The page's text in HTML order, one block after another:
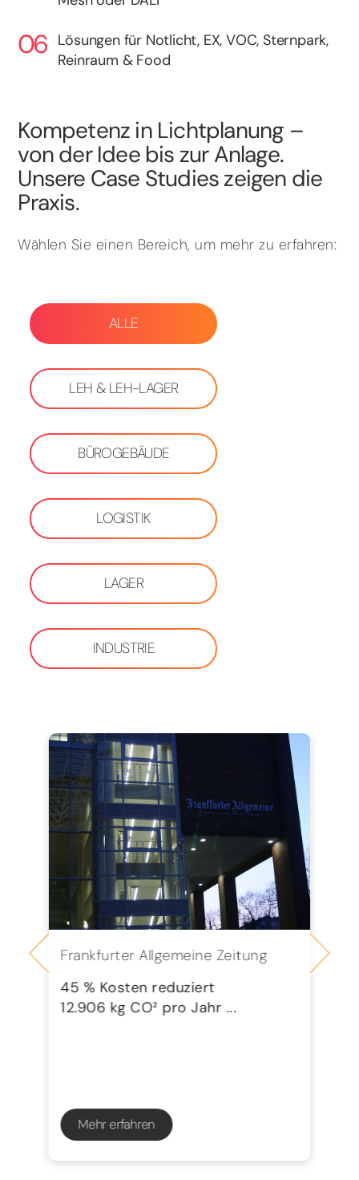
Lösungen für Notlicht, EX, VOC, Sternpark,
Reinraum & Food
Kompetenz in Lichtplanung –
von der Idee bis zur Anlage.
Unsere Case Studies zeigen die
Praxis.
Wählen Sie einen Bereich, um mehr zu erfahren:
ALLE
LEH & LEH-LAGER
BÜROGEBÄUDE
LOGISTIK
LAGER
INDUSTRIE
Frankfurter Allgemeine Zeitung
45 % Kosten reduziert
12.906 kg CO² pro Jahr ...
Mehr erfahren